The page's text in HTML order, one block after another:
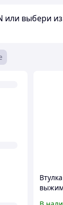
или выбери